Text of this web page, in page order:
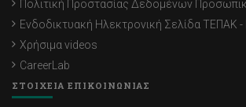
Πολιτική Προστασίας Δεδομένων
Ενδοδικτυακή Ηλεκτρονική Σελίδα ΤΕΠΑΚ -
Χρήσιμα videos
CareerLab
ΣΤΟΙΧΕΙΑ ΕΠΙΚΟΙΝΩΝΙΑΣ